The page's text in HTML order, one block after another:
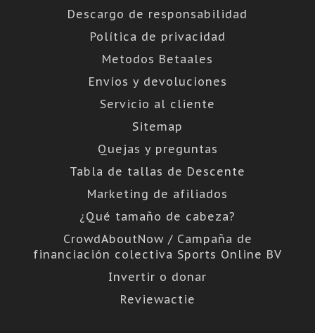
Descargo de responsabilidad
Política de privacidad
Metodos Betaales
Envíos y devoluciones
Servicio al cliente
Sitemap
Quejas y preguntas
Tabla de tallas de Descente
Marketing de afiliados
¿Qué tamaño de cabeza?
CrowdAboutNow / Campaña de
financiación colectiva Sports Online BV
Invertir o donar
Reviewactie